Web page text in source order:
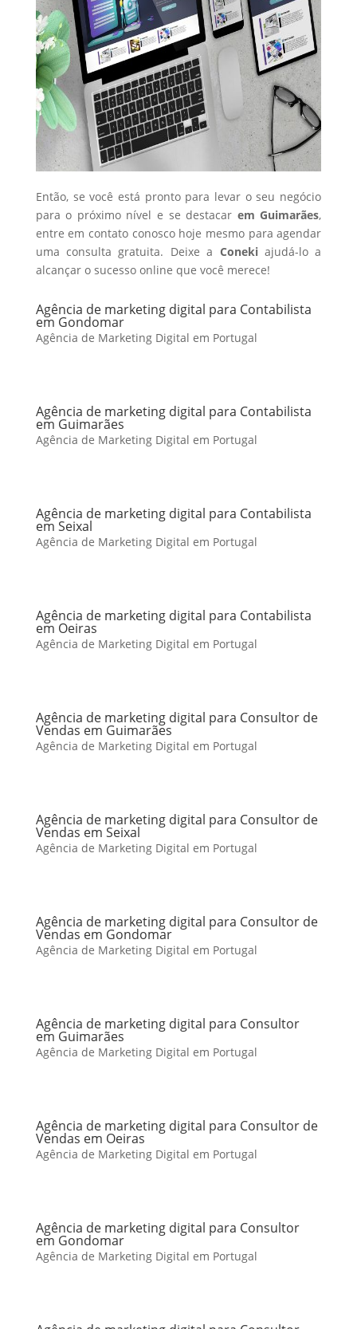
Então, se você está pronto para levar o seu negócio
para o próximo nível e se destacar em Guimarães,
entre em contato conosco hoje mesmo para agendar
uma consulta gratuita. Deixe a Conekiajudá-lo a
alcançar o sucesso online que você merece!
Agência de marketing digital para Contabilista
em Gondomar
Agência de Marketing Digital em Portugal
Agência de marketing digital para Contabilista
em Guimarães
Agência de Marketing Digital em Portugal
Agência de marketing digital para Contabilista
em Seixal
Agência de Marketing Digital em Portugal
Agência de marketing digital para Contabilista
em Oeiras
Agência de Marketing Digital em Portugal
Agência de marketing digital para Consultor de
Vendas em Guimarães
Agência de Marketing Digital em Portugal
Agência de marketing digital para Consultor de
Vendas em Seixal
Agência de Marketing Digital em Portugal
Agência de marketing digital para Consultor de
Vendas em Gondomar
Agência de Marketing Digital em Portugal
Agência de marketing digital para Consultor
em Guimarães
Agência de Marketing Digital em Portugal
Agência de marketing digital para Consultor de
Vendas em Oeiras
Agência de Marketing Digital em Portugal
Agência de marketing digital para Consultor
em Gondomar
Agência de Marketing Digital em Portugal